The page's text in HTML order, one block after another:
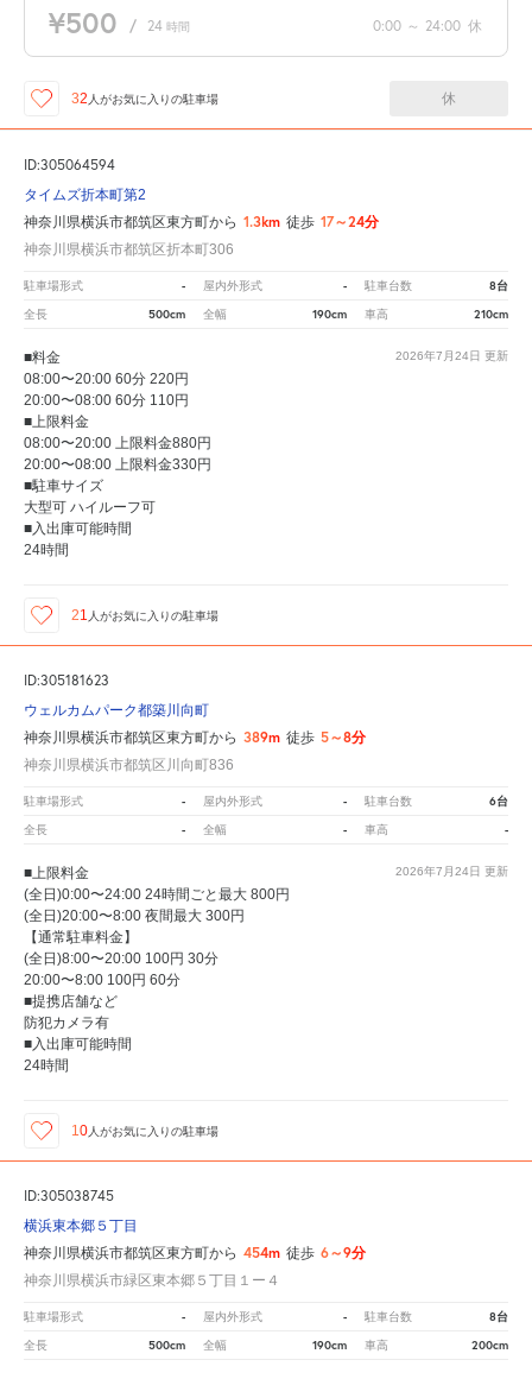
¥500 / 24 時間 0:00 ～ 24:00 休
32 人がお気に入りの駐車場 休
ID:305064594
タイムズ折本町第2
神奈川県横浜市都筑区東方町から 1.3km 徒歩 17～24分
神奈川県横浜市都筑区折本町306
駐車場形式 - 屋内外形式 - 駐車台数 8台
全長 500cm 全幅 190cm 車高 210cm
2026年7月24日 更新
■料金
08:00〜20:00 60分 220円
20:00〜08:00 60分 110円
■上限料金
08:00〜20:00 上限料金880円
20:00〜08:00 上限料金330円
■駐車サイズ
大型可 ハイルーフ可
■入出庫可能時間
24時間
21 人がお気に入りの駐車場
ID:305181623
ウェルカムパーク都築川向町
神奈川県横浜市都筑区東方町から 389m 徒歩 5～8分
神奈川県横浜市都筑区川向町836
駐車場形式 - 屋内外形式 - 駐車台数 6台
全長 - 全幅 - 車高 -
2026年7月24日 更新
■上限料金
(全日)0:00〜24:00 24時間ごと最大 800円
(全日)20:00〜8:00 夜間最大 300円
【通常駐車料金】
(全日)8:00〜20:00 100円 30分
20:00〜8:00 100円 60分
■提携店舗など
防犯カメラ有
■入出庫可能時間
24時間
10人がお気に入りの駐車場
ID:305038745
横浜東本郷５丁目
神奈川県横浜市都筑区東方町から 454m 徒歩 6～9分
神奈川県横浜市緑区東本郷５丁目１ー４
駐車場形式 - 屋内外形式 - 駐車台数 8台
全長 500cm 全幅 190cm 車高 200cm